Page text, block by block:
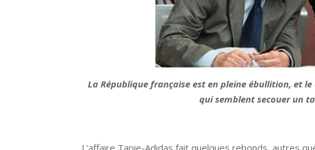
La République française est en pleine ébullition, et
qui semblent secouer un
L’affaire Tapie-Adidas fait quelques rebonds, autres